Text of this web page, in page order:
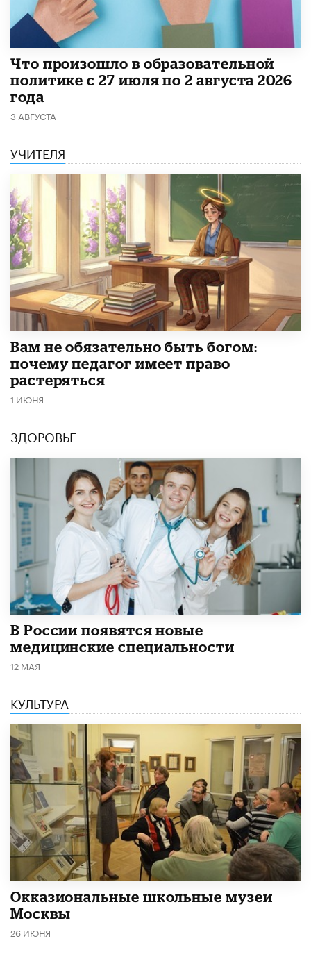
​Что произошло в образовательной
политике с 27 июля по 2 августа 2026
года
3 АВГУСТА
УЧИТЕЛЯ
​Вам не обязательно быть богом:
почему педагог имеет право
растеряться
1 ИЮНЯ
ЗДОРОВЬЕ
В России появятся новые
медицинские специальности
12 МАЯ
КУЛЬТУРА
​Окказиональные школьные музеи
Москвы
26 ИЮНЯ